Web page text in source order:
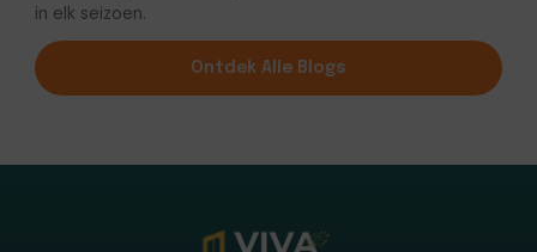
in elk seizoen.
Ontdek Alle Blogs